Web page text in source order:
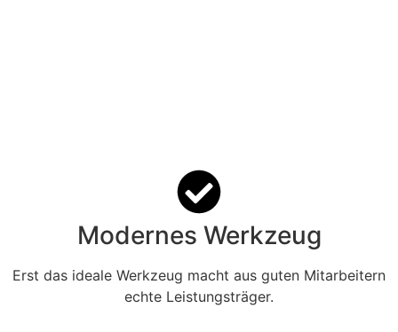
Modernes Werkzeug
Erst das ideale Werkzeug macht aus guten Mitarbeitern
echte Leistungsträger.